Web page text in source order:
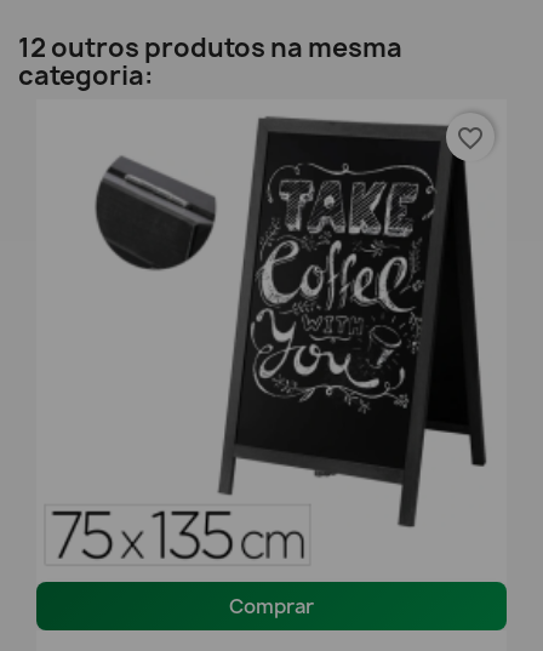
12 outros produtos na mesma
categoria:
Comprar
favorite_border